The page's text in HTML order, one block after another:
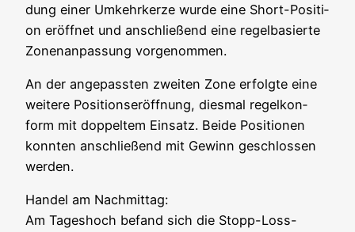
dung einer Umkehr­ker­ze wur­de eine Short-Posi­ti­
on eröff­net und anschlie­ßend eine regel­ba­sier­te
Zonen­an­pas­sung vorgenommen.
An der ange­pass­ten zwei­ten Zone erfolg­te eine
wei­te­re Posi­ti­ons­er­öff­nung, dies­mal regel­kon­
form mit dop­pel­tem Ein­satz. Bei­de Posi­tio­nen
konn­ten anschlie­ßend mit Gewinn geschlos­sen
werden.
Han­del am Nach­mit­tag:
Am Tages­hoch befand sich die Stopp-Loss-